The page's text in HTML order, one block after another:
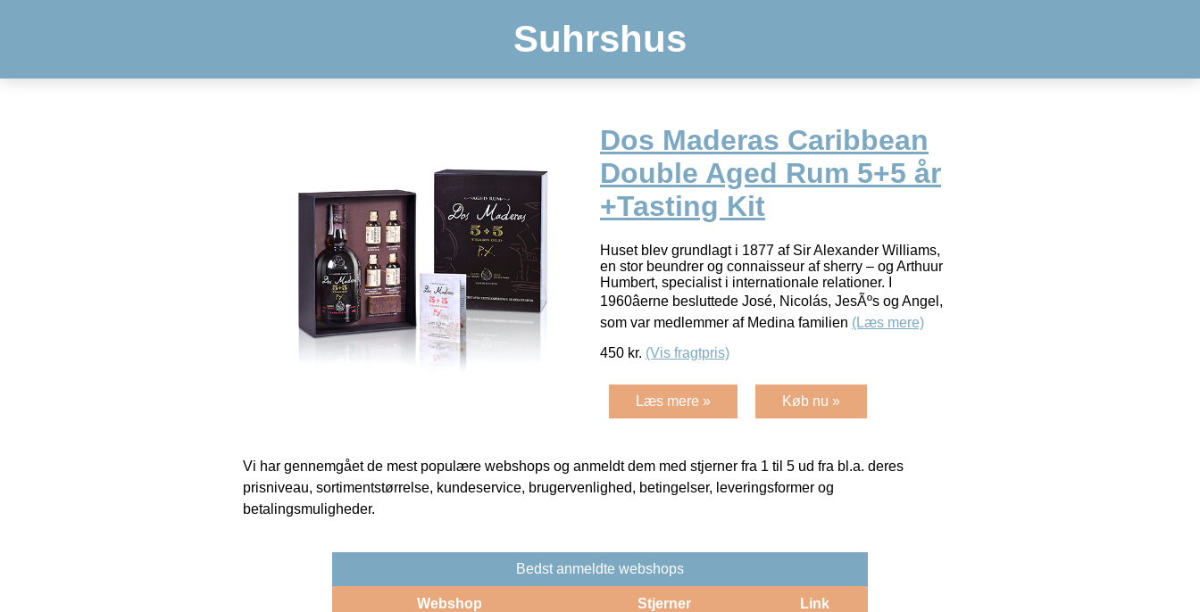
Suhrshus
Dos Maderas Caribbean
Double Aged Rum 5+5 år
+Tasting Kit
Huset blev grundlagt i 1877 af Sir Alexander Williams,
en stor beundrer og connaisseur af sherry – og Arthuur
Humbert, specialist i internationale relationer. I
1960âerne besluttede José, Nicolás, JesÃºs og Angel,
som var medlemmer af Medina familien (Læs mere)
450 kr. (Vis fragtpris)
Læs mere » Køb nu »
Vi har gennemgået de mest populære webshops og anmeldt dem med stjerner fra 1 til 5 ud fra bl.a. deres
prisniveau, sortimentstørrelse, kundeservice, brugervenlighed, betingelser, leveringsformer og
betalingsmuligheder.
Bedst anmeldte webshops
Webshop Stjerner Link